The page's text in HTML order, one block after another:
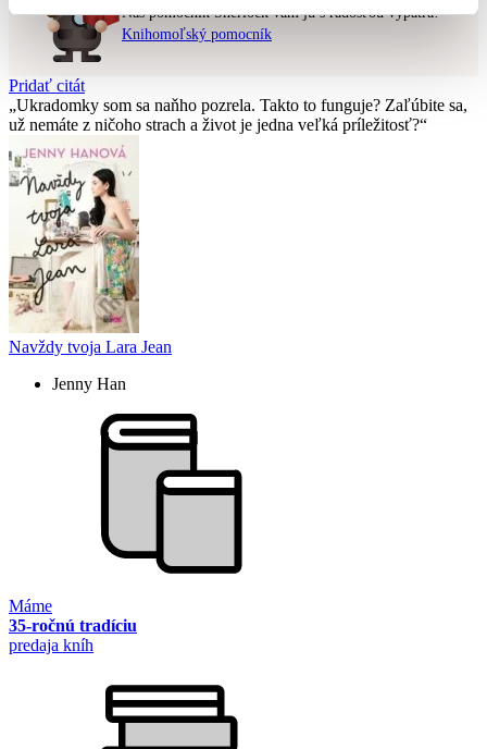
Náš pomocník Sherlock vám ju s radosťou vypátra!
Knihomoľský pomocník
Pridať citát
Ukradomky som sa naňho pozrela. Takto to funguje? Zaľúbite sa,
už nemáte z ničoho strach a život je jedna veľká príležitosť?
Navždy tvoja Lara Jean
Jenny Han
Máme
35-ročnú tradíciu
predaja kníh